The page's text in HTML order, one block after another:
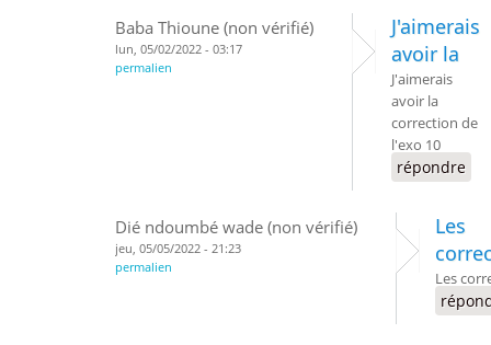
Baba Thioune (non vérifié)
lun, 05/02/2022 - 03:17
permalien
J'aimerais
avoir la
J'aimerais
avoir la
correction de
l'exo 10
répondre
Dié ndoumbé wade (non vérifié)
jeu, 05/05/2022 - 21:23
permalien
Les
Les